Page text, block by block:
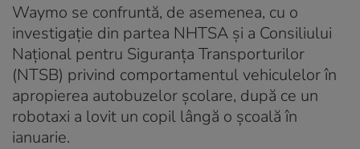
Waymo se confruntă, de asemenea, cu o
investigație din partea NHTSA și a Consiliului
Național pentru Siguranța Transporturilor
(NTSB) privind comportamentul vehiculelor în
apropierea autobuzelor școlare, după ce un
robotaxi a lovit un copil lângă o școală în
ianuarie.